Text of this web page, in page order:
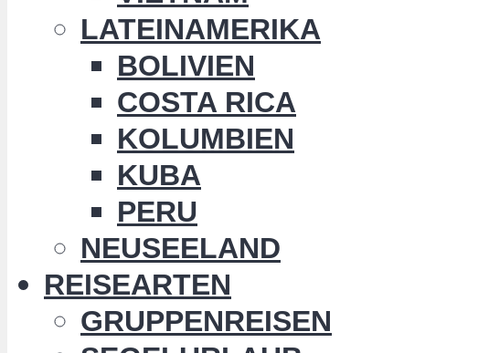
LATEINAMERIKA
BOLIVIEN
COSTA RICA
KOLUMBIEN
KUBA
PERU
NEUSEELAND
REISEARTEN
GRUPPENREISEN